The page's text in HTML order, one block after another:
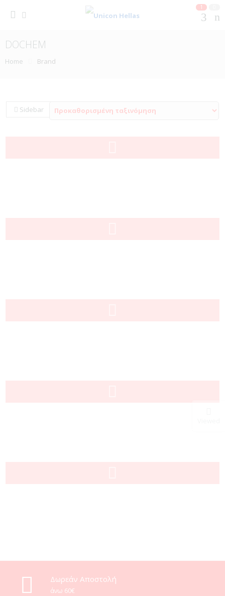
1
DOCHEM
Home Brand
Sidebar
Δωρεάν Αποστολή
άνω 60€